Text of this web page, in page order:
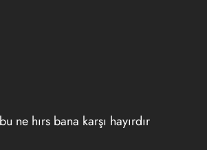
ne hırs bana karşı hayırdır